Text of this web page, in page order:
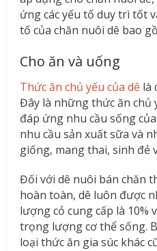
ứng các yếu tố duy trì tốt
tố của chăn nuôi dê bao
Cho ăn và uống
Thức ăn chủ yếu của dê là
Đây là những thức ăn chủ
đáp ứng nhu cầu sống
nhu cầu sản xuất sữa và
giống, mang thai, sinh đẻ
Đối với dê nuôi bán chăn
hoàn toàn, dê luôn được
lượng cỏ cung cấp là 10%
trọng lượng cơ thể sống.
loại thức ăn gia súc khác